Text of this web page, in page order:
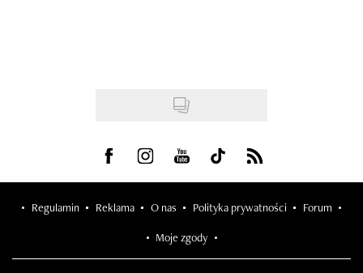
Visit us on Facebook
Visit us on Instagram
Visit us on Youtube
Visit us on Tiktok
Visit us on Rss
Regulamin Reklama O nas Polityka prywatności Forum
Moje zgody